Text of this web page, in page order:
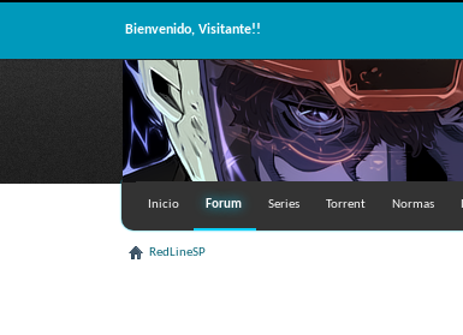
Bienvenido, Visitante!!
Inicio Forum Series Torrent Normas
RedLineSP